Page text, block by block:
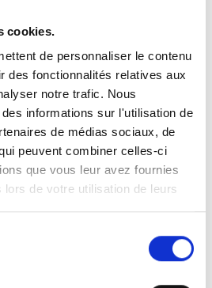
cookies.
de personnaliser le contenu
des fonctionnalités relatives aux
notre trafic. Nous
informations sur l'utilisation de
de médias sociaux, de
peuvent combiner celles-ci
que vous leur avez fournies
de votre utilisation de leurs
sur la gauche et sélectionnez le
Remarque : pour certains produits, il
un code que vous pouvez utiliser
votre site web.
nouvelle vidéo est disponible, nous
à notre chaîneYouTube ici.